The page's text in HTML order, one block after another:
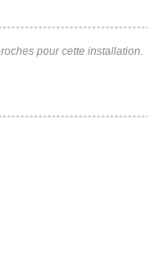
pour cette installation.